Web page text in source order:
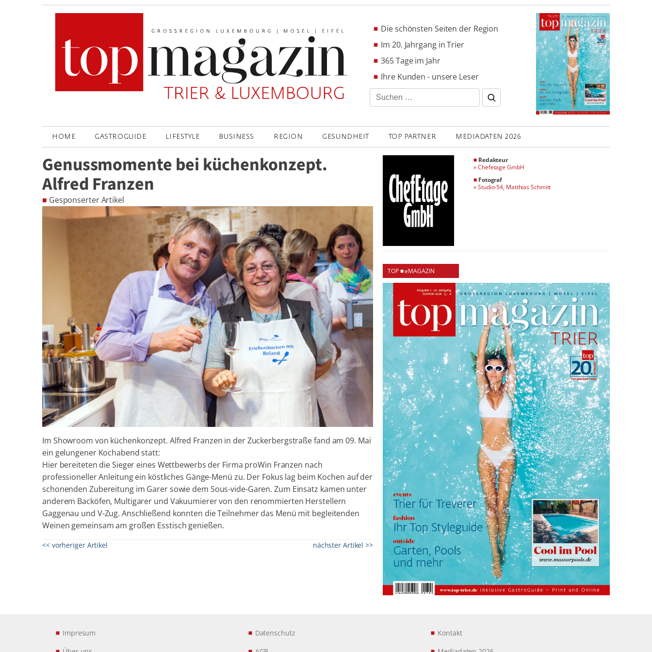
Die schönsten Seiten der Region
Im 20. Jahrgang in Trier
365 Tage im Jahr
Ihre Kunden - unsere Leser
Suchen
nach:
HOME GASTROGUIDE LIFESTYLE BUSINESS REGION GESUNDHEIT TOP PARTNER MEDIADATEN 2026
Genussmomente bei küchenkonzept.
Alfred Franzen
■ Gesponserter Artikel
Im Showroom von küchenkonzept. Alfred Franzen in der Zuckerbergstraße fand am 09. Mai
ein gelungener Kochabend statt:
Hier bereiteten die Sieger eines Wettbewerbs der Firma proWin Franzen nach
professioneller Anleitung ein köstliches Gänge-Menü zu. Der Fokus lag beim Kochen auf der
schonenden Zubereitung im Garer sowie dem Sous-vide-Garen. Zum Einsatz kamen unter
anderem Backöfen, Multigarer und Vakuumierer von den renommierten Herstellern
Gaggenau und V-Zug. Anschließend konnten die Teilnehmer das Menü mit begleitenden
Weinen gemeinsam am großen Esstisch genießen.
<< vorheriger Artikel nächster Artikel >>
■ Redakteur
»Chefetage GmbH
■ Fotograf
»Studio-54, Matthias Schmitt
TOP ■ eMAGAZIN
Impresum
Datenschutz
Kontakt